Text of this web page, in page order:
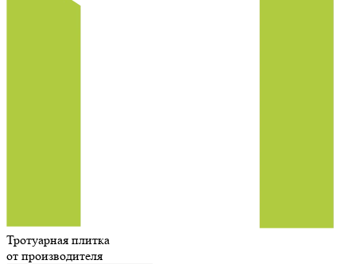
Тротуарная плитка
от производителя